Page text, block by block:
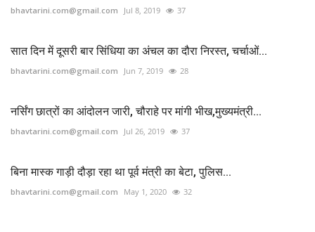
bhavtarini.com@gmail.com Jul 8, 2019 37
सात दिन में दूसरी बार सिंधिया का अंचल का दौरा निरस्त, चर्चाओं...
bhavtarini.com@gmail.com Jun 7, 2019 28
नर्सिंग छात्रों का आंदोलन जारी, चौराहे पर मांगी भीख,मुख्यमंत्री...
bhavtarini.com@gmail.com Jul 26, 2019 37
बिना मास्क गाड़ी दौड़ा रहा था पूर्व मंत्री का बेटा, पुलिस...
bhavtarini.com@gmail.com May 1, 2020 32